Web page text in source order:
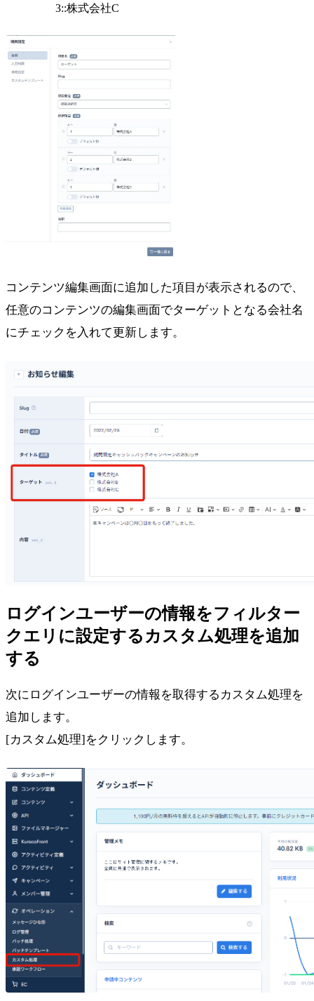
3::株式会社C
コンテンツ編集画面に追加した項目が表示されるので、
任意のコンテンツの編集画面でターゲットとなる会社名
にチェックを入れて更新します。
ログインユーザーの情報をフィルター
クエリに設定するカスタム処理を追加
する
次にログインユーザーの情報を取得するカスタム処理を
追加します。
[カスタム処理]をクリックします。